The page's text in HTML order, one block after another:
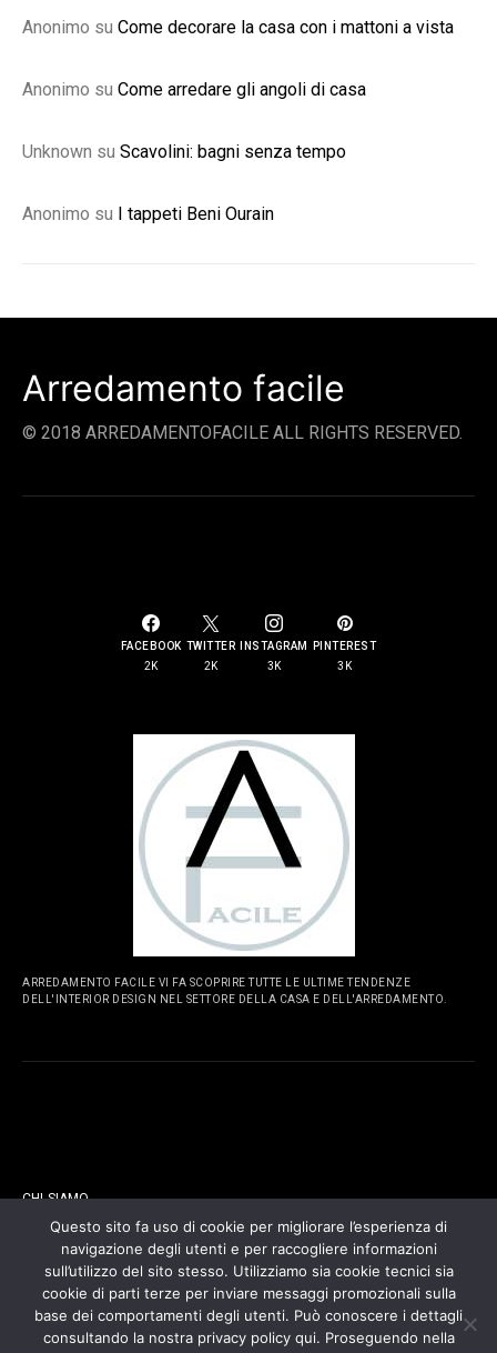
Anonimo su Come decorare la casa con i mattoni a vista
Anonimo su Come arredare gli angoli di casa
Unknown su Scavolini: bagni senza tempo
Anonimo su I tappeti Beni Ourain
Arredamento facile
© 2018 ARREDAMENTOFACILE ALL RIGHTS RESERVED.
FACEBOOK
2K
TWITTER
2K
INSTAGRAM
3K
PINTEREST
3K
ARREDAMENTO FACILE VI FA SCOPRIRE TUTTE LE ULTIME TENDENZE
DELL'INTERIOR DESIGN NEL SETTORE DELLA CASA E DELL'ARREDAMENTO.
CHI SIAMO
CONTATTI
COOKIES POLICY
Questo sito fa uso di cookie per migliorare l’esperienza di
navigazione degli utenti e per raccogliere informazioni
sull’utilizzo del sito stesso. Utilizziamo sia cookie tecnici sia
cookie di parti terze per inviare messaggi promozionali sulla
base dei comportamenti degli utenti. Può conoscere i dettagli
consultando la nostra privacy policy qui. Proseguendo nella